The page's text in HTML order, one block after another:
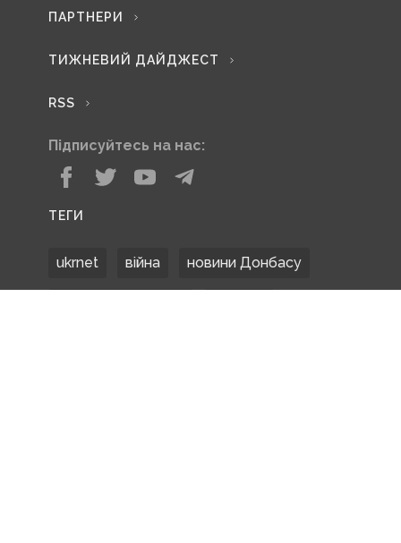
ПАРТНЕРИ
ТИЖНЕВИЙ ДАЙДЖЕСТ
RSS
Підписуйтесь на нас:
ТЕГИ
ukrnet війна новини Донбасу